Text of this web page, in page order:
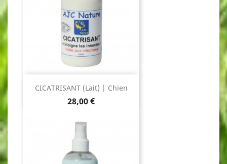
CICATRISANT (Lait) | Chien
Prix
28,00 €